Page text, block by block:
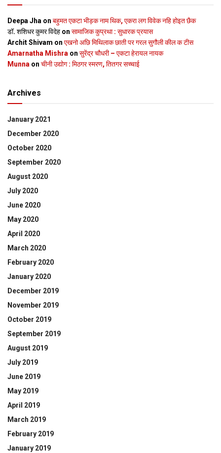
Deepa Jha on बहुमत एकटा भीड़क नाम थिक, एकरा लग विवेक नहि होइत छैक
डॉ. शशिधर कुमर विदेह on सामाजिक कुप्रथा : सुधारक प्रयास
Archit Shivam on एखनो अछि मिथिलाक छाती पर गरल सुगौली कील क टीस
Amarnatha Mishra on सुरेंद्र चौधरी – एकटा हेरायल नायक
Munna on चीनी उद्योग : मिठगर स्‍मरण, तितगर सच्‍चाई
Archives
January 2021
December 2020
October 2020
September 2020
August 2020
July 2020
June 2020
May 2020
April 2020
March 2020
February 2020
January 2020
December 2019
November 2019
October 2019
September 2019
August 2019
July 2019
June 2019
May 2019
April 2019
March 2019
February 2019
January 2019